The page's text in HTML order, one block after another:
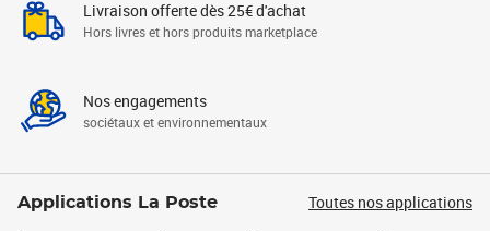
Livraison offerte dès 25€ d'achat
Hors livres et hors produits marketplace
Nos engagements
sociétaux et environnementaux
Applications La Poste Toutes nos applications